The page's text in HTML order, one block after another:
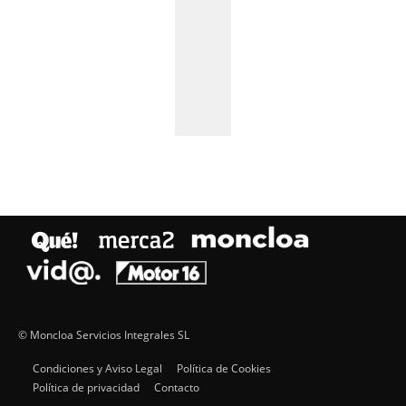
© Moncloa Servicios Integrales SL
Condiciones y Aviso Legal
Política de Cookies
Política de privacidad
Contacto